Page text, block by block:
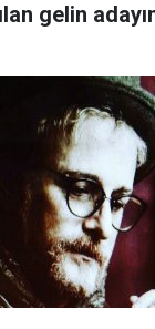
gelin